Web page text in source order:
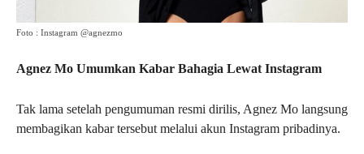
Foto : Instagram @agnezmo
Agnez Mo Umumkan Kabar Bahagia Lewat Instagram
Tak lama setelah pengumuman resmi dirilis, Agnez Mo langsung
membagikan kabar tersebut melalui akun Instagram pribadinya.